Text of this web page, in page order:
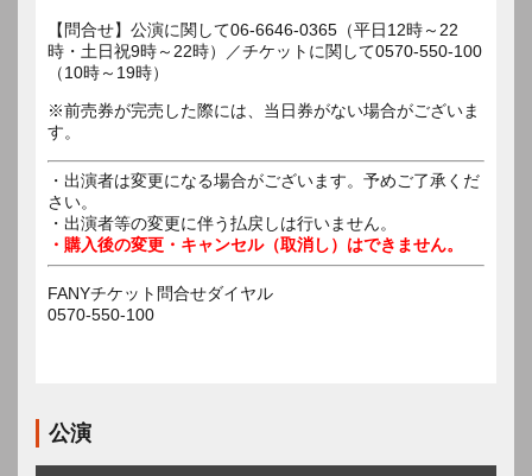
【問合せ】公演に関して06-6646-0365（平日12時～22
時・土日祝9時～22時）／チケットに関して0570-550-100
（10時～19時）
※前売券が完売した際には、当日券がない場合がございま
す。
・出演者は変更になる場合がございます。予めご了承くだ
さい。
・出演者等の変更に伴う払戻しは行いません。
・購入後の変更・キャンセル（取消し）はできません。
FANYチケット問合せダイヤル
0570-550-100
公演